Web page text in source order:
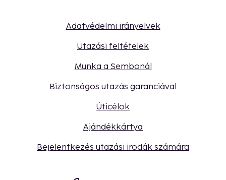
Adatvédelmi irányelvek
Utazási feltételek
Munka a Sembonál
Biztonságos utazás garanciával
Úticélok
Ajándékkártya
Bejelentkezés utazási irodák számára